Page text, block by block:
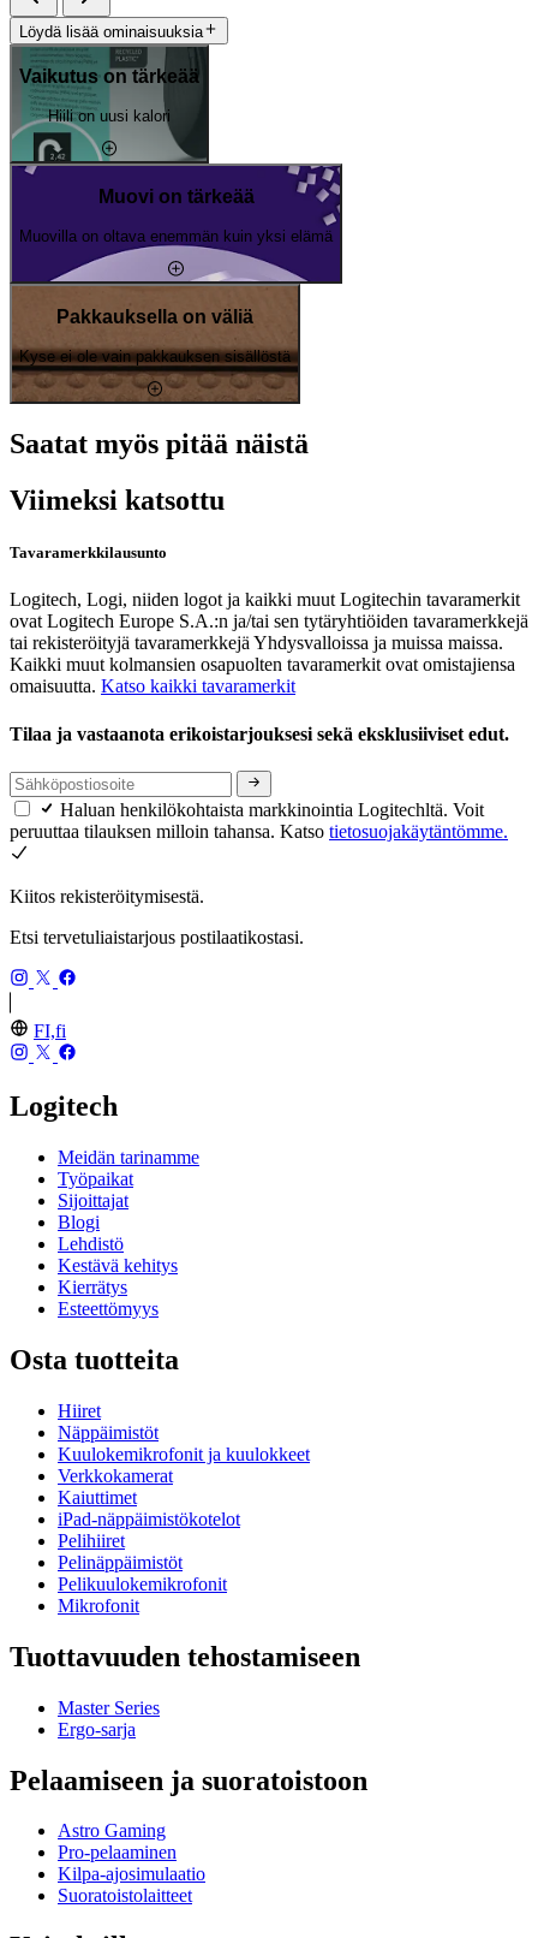
Löydä lisää ominaisuuksia
Vaikutus on tärkeää
Hiili on uusi kalori
Muovi on tärkeää
Muovilla on oltava enemmän kuin yksi elämä
Pakkauksella on väliä
Kyse ei ole vain pakkauksen sisällöstä
Saatat myös pitää näistä
Viimeksi katsottu
Tavaramerkkilausunto
Logitech, Logi, niiden logot ja kaikki muut Logitechin tavaramerkit
ovat Logitech Europe S.A.:n ja/tai sen tytäryhtiöiden tavaramerkkejä
tai rekisteröityjä tavaramerkkejä Yhdysvalloissa ja muissa maissa.
Kaikki muut kolmansien osapuolten tavaramerkit ovat omistajiensa
omaisuutta. Katso kaikki tavaramerkit
Tilaa ja vastaanota erikoistarjouksesi sekä eksklusiiviset edut.
Haluan henkilökohtaista markkinointia Logitechltä. Voit
peruuttaa tilauksen milloin tahansa. Katso tietosuojakäytäntömme.
Kiitos rekisteröitymisestä.
Etsi tervetuliaistarjous postilaatikostasi.
FI,fi
Logitech
Meidän tarinamme
Työpaikat
Sijoittajat
Blogi
Lehdistö
Kestävä kehitys
Kierrätys
Esteettömyys
Osta tuotteita
Hiiret
Näppäimistöt
Kuulokemikrofonit ja kuulokkeet
Verkkokamerat
Kaiuttimet
iPad-näppäimistökotelot
Pelihiiret
Pelinäppäimistöt
Pelikuulokemikrofonit
Mikrofonit
Tuottavuuden tehostamiseen
Master Series
Ergo-sarja
Pelaamiseen ja suoratoistoon
Astro Gaming
Pro-pelaaminen
Kilpa-ajosimulaatio
Suoratoistolaitteet